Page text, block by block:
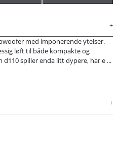
med imponerende ytelser.
løft til både kompakte og
spiller enda litt dypere, har e ...